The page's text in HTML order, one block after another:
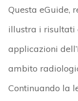
Questa eGuide,
illustra i risultati
applicazioni
ambito
Continuando la